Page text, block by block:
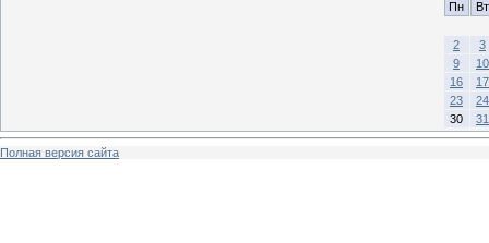
Пн Вт
2
3
9
10
16
17
23
24
30
31
Полная версия сайта